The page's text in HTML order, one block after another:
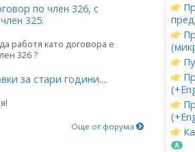
по член 326, с
325.
работя като договора е
326 ?
за стари години....
Още от форума